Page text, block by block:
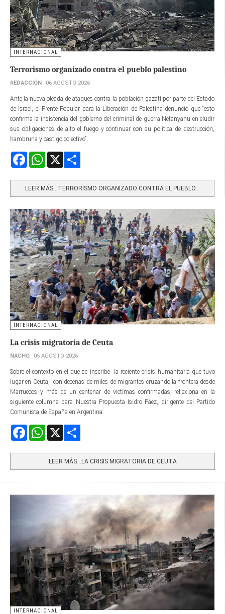
INTERNACIONAL
Terrorismo organizado contra el pueblo palestino
REDACCIÓN 06 AGOSTO 2026
Ante la nueva oleada de ataques contra la población gazatí por parte del Estado
de Israel, el Frente Popular para la Liberación de Palestina denunció que “esto
confirma la insistencia del gobierno del criminal de guerra Netanyahu en eludir
sus obligaciones de alto el fuego y continuar con su política de destrucción,
hambruna y castigo colectivo”.
FacebookWhatsApp
LEER MÁS…TERRORISMO ORGANIZADO CONTRA EL PUEBLO...
INTERNACIONAL
La crisis migratoria de Ceuta
NACHO 05 AGOSTO 2026
Sobre el contexto en el que se inscribe la reciente crisis humanitaria que tuvo
lugar en Ceuta, con decenas de miles de migrantes cruzando la frontera desde
Marruecos y más de un centenar de víctimas confirmadas, reflexiona en la
siguiente columna para Nuestra Propuesta Isidro Páez, dirigente del Partido
Comunista de España en Argentina.
FacebookWhatsApp
LEER MÁS…LA CRISIS MIGRATORIA DE CEUTA
INTERNACIONAL